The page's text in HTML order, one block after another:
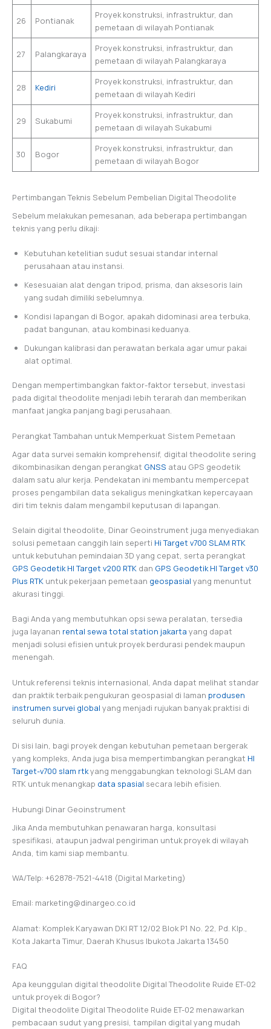
26 Pontianak
Proyek konstruksi, infrastruktur, dan
pemetaan di wilayah Pontianak
27 Palangkaraya
Proyek konstruksi, infrastruktur, dan
pemetaan di wilayah Palangkaraya
28 Kediri
Proyek konstruksi, infrastruktur, dan
pemetaan di wilayah Kediri
29 Sukabumi
Proyek konstruksi, infrastruktur, dan
pemetaan di wilayah Sukabumi
30 Bogor
Proyek konstruksi, infrastruktur, dan
pemetaan di wilayah Bogor
Pertimbangan Teknis Sebelum Pembelian Digital Theodolite
Sebelum melakukan pemesanan, ada beberapa pertimbangan
teknis yang perlu dikaji:
Kebutuhan ketelitian sudut sesuai standar internal
perusahaan atau instansi.
Kesesuaian alat dengan tripod, prisma, dan aksesoris lain
yang sudah dimiliki sebelumnya.
Kondisi lapangan di Bogor, apakah didominasi area terbuka,
padat bangunan, atau kombinasi keduanya.
Dukungan kalibrasi dan perawatan berkala agar umur pakai
alat optimal.
Dengan mempertimbangkan faktor-faktor tersebut, investasi
pada digital theodolite menjadi lebih terarah dan memberikan
manfaat jangka panjang bagi perusahaan.
Perangkat Tambahan untuk Memperkuat Sistem Pemetaan
Agar data survei semakin komprehensif, digital theodolite sering
dikombinasikan dengan perangkat GNSS atau GPS geodetik
dalam satu alur kerja. Pendekatan ini membantu mempercepat
proses pengambilan data sekaligus meningkatkan kepercayaan
diri tim teknis dalam mengambil keputusan di lapangan.
Selain digital theodolite, Dinar Geoinstrument juga menyediakan
solusi pemetaan canggih lain seperti Hi Target v700 SLAM RTK
untuk kebutuhan pemindaian 3D yang cepat, serta perangkat
GPS Geodetik HI Target v200 RTK dan GPS Geodetik HI Target v30
Plus RTK untuk pekerjaan pemetaan geospasial yang menuntut
akurasi tinggi.
Bagi Anda yang membutuhkan opsi sewa peralatan, tersedia
juga layanan rental sewa total station jakarta yang dapat
menjadi solusi efisien untuk proyek berdurasi pendek maupun
menengah.
Untuk referensi teknis internasional, Anda dapat melihat standar
dan praktik terbaik pengukuran geospasial di laman produsen
instrumen survei global yang menjadi rujukan banyak praktisi di
seluruh dunia.
Di sisi lain, bagi proyek dengan kebutuhan pemetaan bergerak
yang kompleks, Anda juga bisa mempertimbangkan perangkat HI
Target-v700 slam rtkyang menggabungkan teknologi SLAM dan
RTK untuk menangkap data spasial secara lebih efisien.
Hubungi Dinar Geoinstrument
Jika Anda membutuhkan penawaran harga, konsultasi
spesifikasi, ataupun jadwal pengiriman untuk proyek di wilayah
Anda, tim kami siap membantu.
WA/Telp: +62878-7521-4418 (Digital Marketing)
Email: marketing@dinargeo.co.id
Alamat: Komplek Karyawan DKI RT 12/02 Blok P1 No. 22, Pd. Klp.,
Kota Jakarta Timur, Daerah Khusus Ibukota Jakarta 13450
FAQ
Apa keunggulan digital theodolite Digital Theodolite Ruide ET-02
untuk proyek di Bogor?
Digital theodolite Digital Theodolite Ruide ET-02 menawarkan
pembacaan sudut yang presisi, tampilan digital yang mudah